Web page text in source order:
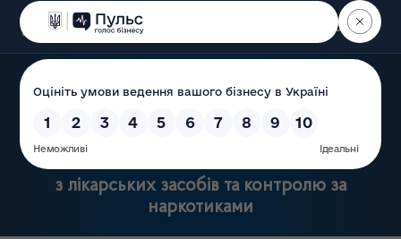
Пошук
Державна служба України
з лікарських засобів та контролю за
наркотиками